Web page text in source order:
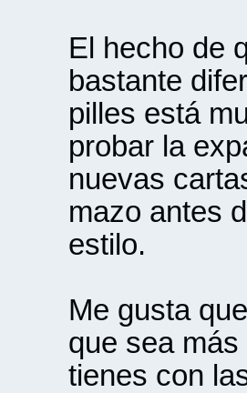
El hecho de
bastante
pilles está
probar la
nuevas
mazo antes
estilo.
Me gusta
que sea
tienes con